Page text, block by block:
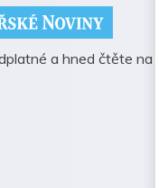
a hned čtěte na